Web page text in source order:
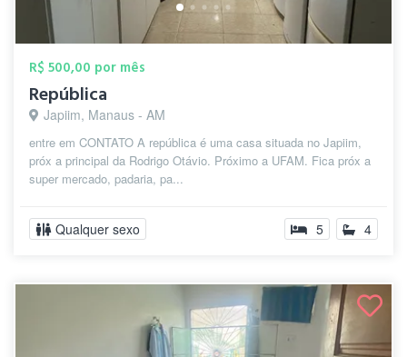
R$ 500,00 por mês
República
Japiim, Manaus - AM
entre em CONTATO A república é uma casa situada no Japiim,
próx a principal da Rodrigo Otávio. Próximo a UFAM. Fica próx a
super mercado, padaria, pa...
Qualquer sexo 5 4